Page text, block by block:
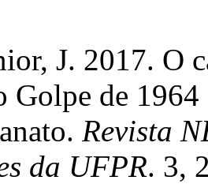
J. 2017. O
Golpe de
Revista
da UFPR. 3,